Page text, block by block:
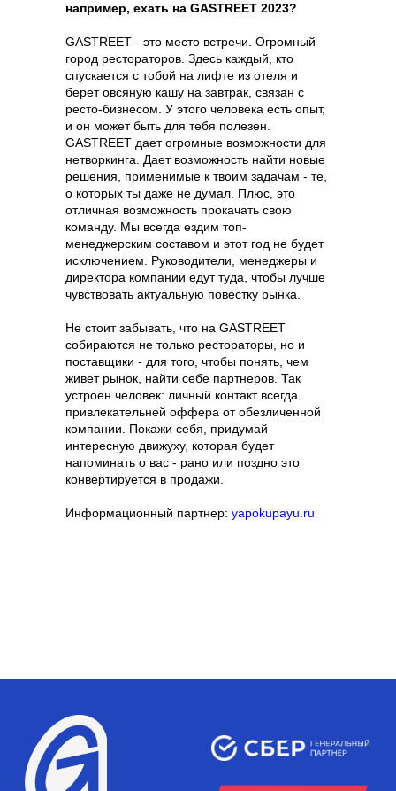
например, ехать на GASTREET 2023?
GASTREET - это место встречи. Огромный
город рестораторов. Здесь каждый, кто
спускается с тобой на лифте из отеля и
берет овсяную кашу на завтрак, связан с
ресто-бизнесом. У этого человека есть опыт,
и он может быть для тебя полезен.
GASTREET дает огромные возможности для
нетворкинга. Дает возможность найти новые
решения, применимые к твоим задачам - те,
о которых ты даже не думал. Плюс, это
отличная возможность прокачать свою
команду. Мы всегда ездим топ-
менеджерским составом и этот год не будет
исключением. Руководители, менеджеры и
директора компании едут туда, чтобы лучше
чувствовать актуальную повестку рынка.
Не стоит забывать, что на GASTREET
собираются не только рестораторы, но и
поставщики - для того, чтобы понять, чем
живет рынок, найти себе партнеров. Так
устроен человек: личный контакт всегда
привлекательней оффера от обезличенной
компании. Покажи себя, придумай
интересную движуху, которая будет
напоминать о вас - рано или поздно это
конвертируется в продажи.
Информационный партнер: yapokupayu.ru